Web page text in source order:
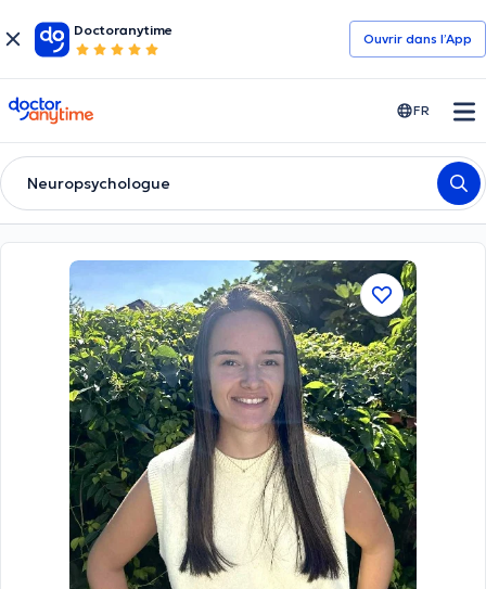
Doctoranytime
Ouvrir dans l’App
doctoranytime FR
Neuropsychologue